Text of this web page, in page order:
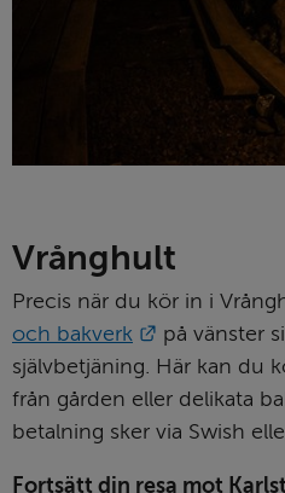
Vrånghult
Precis när du kör in i
och bakverk
Länk till
på vänster
självbetjäning. Här kan du
från gården eller delikata
betalning sker via Swish
Fortsätt din resa mot